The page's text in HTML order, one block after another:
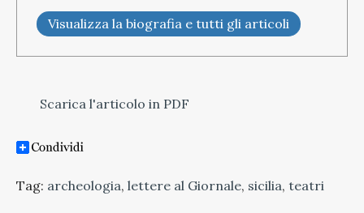
Visualizza la biografia e tutti gli articoli
Scarica l'articolo in PDF
Tag: archeologia, lettere al Giornale, sicilia, teatri